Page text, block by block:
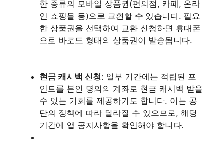
한 종류의 모바일 상품권(편의점, 카페, 온라
인 쇼핑몰 등)으로 교환할 수 있습니다. 필요
한 상품권을 선택하여 교환 신청하면 휴대폰
으로 바코드 형태의 상품권이 발송됩니다.
현금 캐시백 신청: 일부 기간에는 적립된 포
인트를 본인 명의의 계좌로 현금 캐시백 받을
수 있는 기회를 제공하기도 합니다. 이는 공
단의 정책에 따라 달라질 수 있으므로, 해당
기간에 앱 공지사항을 확인해야 합니다.